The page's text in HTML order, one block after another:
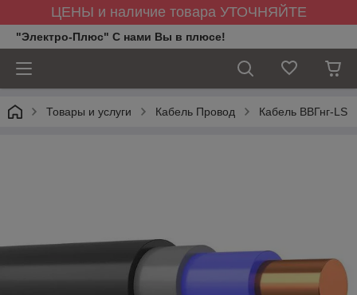
ЦЕНЫ и наличие товара УТОЧНЯЙТЕ
"Электро-Плюс" С нами Вы в плюсе!
Товары и услуги Кабель Провод Кабель ВВГнг-LS